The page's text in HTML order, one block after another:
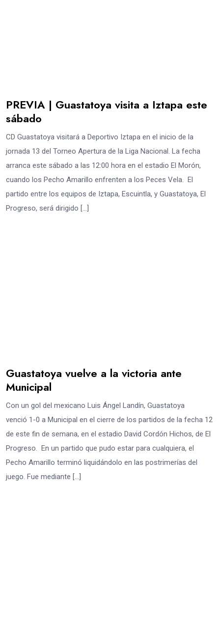
PREVIA | Guastatoya visita a Iztapa este
sábado
CD Guastatoya visitará a Deportivo Iztapa en el inicio de la
jornada 13 del Torneo Apertura de la Liga Nacional. La fecha
arranca este sábado a las 12:00 hora en el estadio El Morón,
cuando los Pecho Amarillo enfrenten a los Peces Vela. El
partido entre los equipos de Iztapa, Escuintla, y Guastatoya, El
Progreso, será dirigido […]
Guastatoya vuelve a la victoria ante
Municipal
Con un gol del mexicano Luis Ángel Landín, Guastatoya
venció 1-0 a Municipal en el cierre de los partidos de la fecha 12
de este fin de semana, en el estadio David Cordón Hichos, de El
Progreso. En un partido que pudo estar para cualquiera, el
Pecho Amarillo terminó liquidándolo en las postrimerías del
juego. Fue mediante […]